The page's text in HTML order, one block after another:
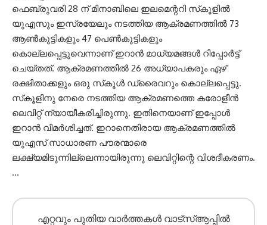
ഫെബ്രുവരി 28 ന് മിനാബിലെ ഇലമെന്ററി സ്‌കൂളില്‍
യുഎസും ഇസ്രയേലും നടത്തിയ ആക്രമണത്തില്‍ 73
ആണ്‍കുട്ടികളും 47 പെണ്‍കുട്ടികളും
കൊല്ലപ്പെട്ടുവെന്നാണ് ഇറാന്‍ മാധ്യമങ്ങള്‍ റിപ്പോര്‍ട്ട്
ചെയ്തത്. ആക്രമണത്തില്‍ 26 അധ്യാപകരും ഏഴ്
രക്ഷിതാക്കളും ഒരു സ്‌കൂള്‍ ഡ്രൈവറും കൊല്ലപ്പെട്ടു.
സ്‌കൂളിനു നേരെ നടത്തിയ ആക്രമണത്തെ കരോളീന്‍
ലെവിറ്റ് ന്യായീകരിച്ചിരുന്നു. ഇതിനെയാണ് ഇപ്പോള്‍
ഇറാന്‍ വിമര്‍ശിച്ചത്. ഇറാനെതിരായ ആക്രമണത്തില്‍
യുഎസ് സാധാരണ പൗരന്മാരെ
ലക്ഷ്യമിടുന്നില്ലെന്നായിരുന്നു ലെവിറ്റിന്റെ വിശദീകരണം.
…
എറ്റവും പുതിയ വാർത്തകൾ വാട്സ്ആപ്പിൽ